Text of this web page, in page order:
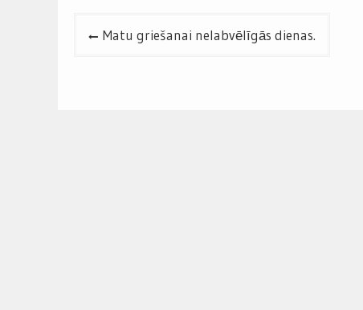
PostMatu griešanai nelabvēlīgās dienas.